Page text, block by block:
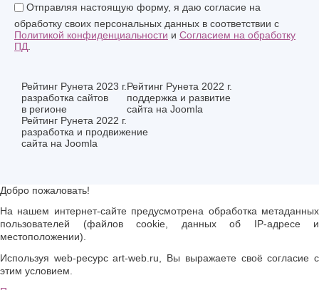
Отправляя настоящую форму, я даю согласие на
обработку своих персональных данных в соответствии с
Политикой конфиденциальности и Согласием на обработку
ПД
Рейтинг Рунета 2023 г.
разработка сайтов
в регионе
Рейтинг Рунета 2022 г.
поддержка и развитие
сайта на Joomla
Рейтинг Рунета 2022 г.
разработка и продвижение
сайта на Joomla
Добро пожаловать!
На нашем интернет-сайте предусмотрена обработка метаданных
пользователей (файлов cookie, данных об IP-адресе и
местоположении).
Используя web-ресурс art-web.ru, Вы выражаете своё согласие с
этим условием.